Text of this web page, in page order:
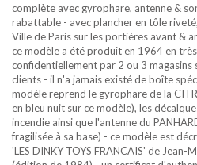
complète avec gyrophare, antenne &
rabattable - avec plancher en tôle
Ville de Paris sur les portières avant &
ce modèle a été produit en 1964 en
confidentiellement par 2 ou 3 magasins
clients - il n'a jamais existé de boîte
modèle reprend le gyrophare de la
en bleu nuit sur ce modèle), les
incendie ainsi que l'antenne du
fragilisée à sa base) - ce modèle est
'LES DINKY TOYS FRANCAIS' de Jean-